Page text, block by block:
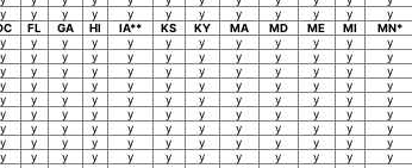
y y y y y y y y y y y y
FL GA HI IA** KS KY MA MD ME MI MN*
y y y y y y y y y y y y
y y y y y y y y y y y y
y y y y y y y y y y y y
y y y y y y y y y y y y
y y y y y y y y y y y y
y y y y y y y y y y y y
y y y y y y y y y y y y
y y y y y y y y y y y y
y y y y y y y y y y y y